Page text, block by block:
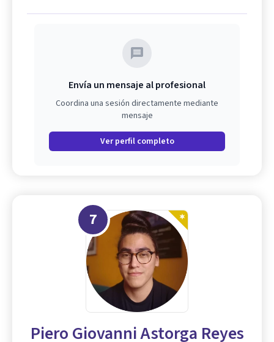
Envía un mensaje al profesional
Coordina una sesión directamente mediante
mensaje
Ver perfil completo
7
Piero Giovanni Astorga Reyes